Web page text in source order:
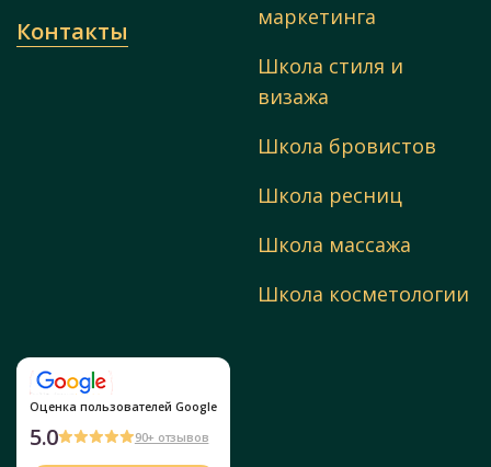
Контакты
маркетинга
Школа стиля и
визажа
Школа бровистов
Школа ресниц
Школа массажа
Школа косметологии
Оценка пользователей Google
5.0 90+ отзывов